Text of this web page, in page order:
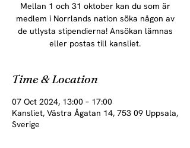
Mellan 1 och 31 oktober kan du som är
medlem i Norrlands nation söka någon av
de utlysta stipendierna! Ansökan lämnas
eller postas till kansliet.
Time & Location
07 Oct 2024, 13:00 – 17:00
Kansliet, Västra Ågatan 14, 753 09 Uppsala,
Sverige